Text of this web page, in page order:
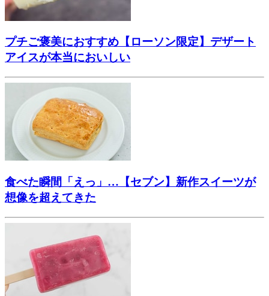
プチご褒美におすすめ【ローソン限定】デザート
アイスが本当においしい
食べた瞬間「えっ」…【セブン】新作スイーツが
想像を超えてきた